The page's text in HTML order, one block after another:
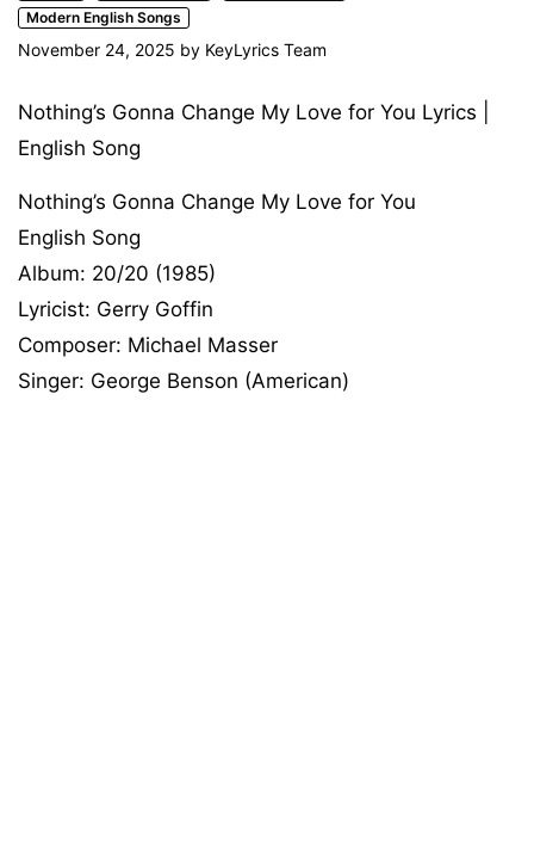
Modern English Songs
November 24, 2025 by KeyLyrics Team
Nothing’s Gonna Change My Love for You Lyrics |
English Song
Nothing’s Gonna Change My Love for You
English Song
Album: 20/20 (1985)
Lyricist: Gerry Goffin
Composer: Michael Masser
Singer: George Benson (American)